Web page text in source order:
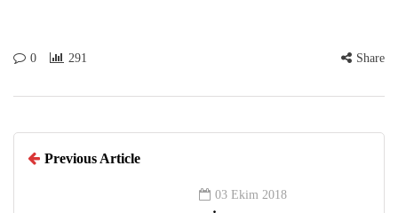
0 291 Share
Previous Article
03 Ekim 2018